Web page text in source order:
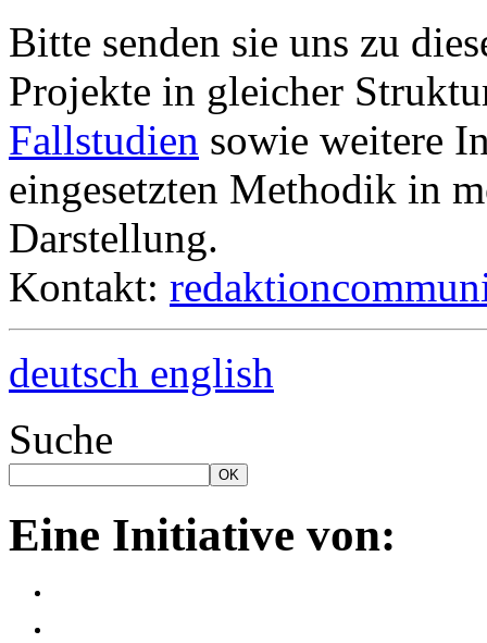
Bitte senden sie uns zu
Projekte in gleicher
Fallstudien sowie weitere
eingesetzten Methodik in
Darstellung.
Kontakt: redaktion
deutsch english
Suche
Eine Initiative von: